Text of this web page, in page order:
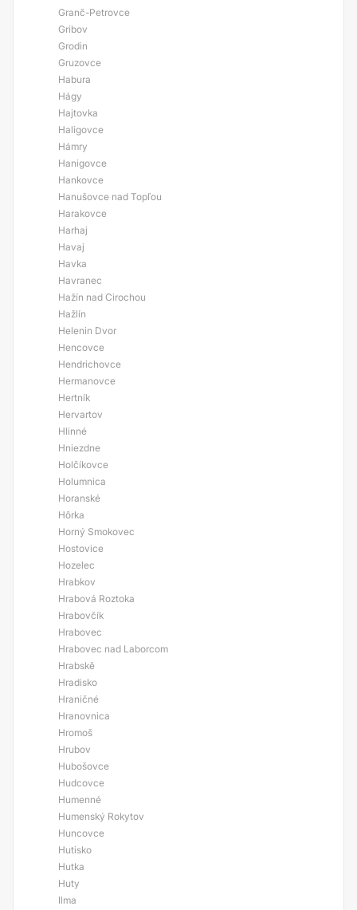
Granč-Petrovce
Gribov
Grodin
Gruzovce
Habura
Hágy
Hajtovka
Haligovce
Hámry
Hanigovce
Hankovce
Hanušovce nad Topľou
Harakovce
Harhaj
Havaj
Havka
Havranec
Hažín nad Cirochou
Hažlín
Helenin Dvor
Hencovce
Hendrichovce
Hermanovce
Hertník
Hervartov
Hlinné
Hniezdne
Holčíkovce
Holumnica
Horanské
Hôrka
Horný Smokovec
Hostovice
Hozelec
Hrabkov
Hrabová Roztoka
Hrabovčík
Hrabovec
Hrabovec nad Laborcom
Hrabskě
Hradisko
Hraničné
Hranovnica
Hromoš
Hrubov
Hubošovce
Hudcovce
Humenné
Humenský Rokytov
Huncovce
Hutisko
Hutka
Huty
Ilma